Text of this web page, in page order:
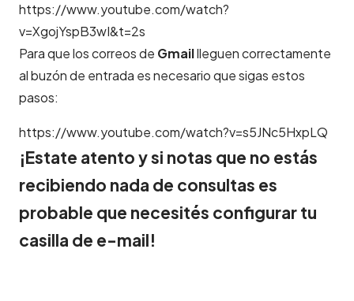
https://www.youtube.com/watch?
v=XgojYspB3wI&t=2s
Para que los correos de Gmaillleguen correctamente
al buzón de entrada es necesario que sigas estos
pasos:
https://www.youtube.com/watch?v=s5JNc5HxpLQ
¡Estate atento y si notas que no estás
recibiendo nada de consultas es
probable que necesités configurar tu
casilla de e-mail!